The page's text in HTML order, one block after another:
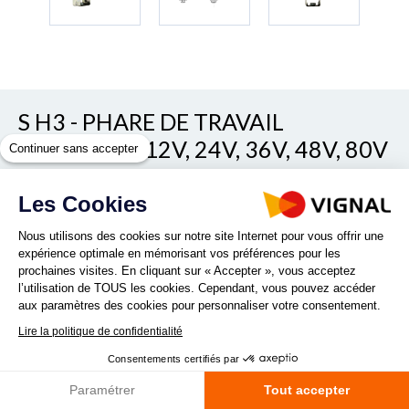
S H3 - PHARE DE TRAVAIL
HALOGÈNE 12V, 24V, 36V, 48V, 80V
REF. SH3RANGE_HB
Continuer sans accepter
Les Cookies
Nous utilisons des cookies sur notre site Internet pour vous offrir une
expérience optimale en mémorisant vos préférences pour les
prochaines visites. En cliquant sur « Accepter », vous acceptez
l’utilisation de TOUS les cookies. Cependant, vous pouvez accéder
aux paramètres des cookies pour personnaliser votre consentement.
Lire la politique de confidentialité
Consentements certifiés par
Paramétrer Tout accepter